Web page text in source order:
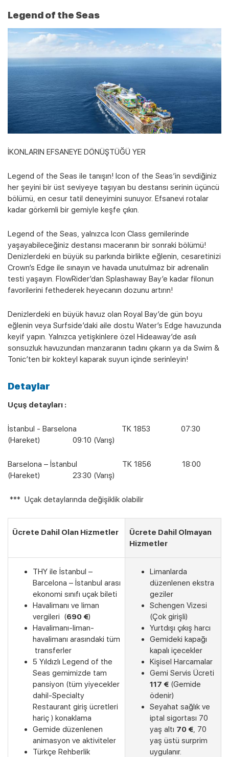
Kampanyalı Turlar
Legend of the Seas
İKONLARIN EFSANEYE DÖNÜŞTÜĞÜ YER
Legend of the Seas ile tanışın! Icon of the Seas’in sevdiğiniz
her şeyini bir üst seviyeye taşıyan bu destansı serinin üçüncü
bölümü, en cesur tatil deneyimini sunuyor. Efsanevi rotalar
kadar görkemli bir gemiyle keşfe çıkın.
Legend of the Seas, yalnızca Icon Class gemilerinde
yaşayabileceğiniz destansı maceranın bir sonraki bölümü!
Denizlerdeki en büyük su parkında birlikte eğlenin, cesaretinizi
Crown’s Edge ile sınayın ve havada unutulmaz bir adrenalin
testi yaşayın. FlowRider’dan Splashaway Bay’e kadar filonun
favorilerini fethederek heyecanın dozunu artırın!
Denizlerdeki en büyük havuz olan Royal Bay’de gün boyu
eğlenin veya Surfside’daki aile dostu Water’s Edge havuzunda
keyif yapın. Yalnızca yetişkinlere özel Hideaway’de asılı
sonsuzluk havuzundan manzaranın tadını çıkarın ya da Swim &
Tonic’ten bir kokteyl kaparak suyun içinde serinleyin!
Detaylar
Uçuş detayları :
İstanbul - Barselona TK 1853 07:30
(Hareket) 09:10 (Varış)
Barselona – İstanbul TK 1856 18:00
(Hareket) 23:30 (Varış)
*** Uçak detaylarında değişiklik olabilir
Ücrete Dahil Olan Hizmetler
Ücrete Dahil Olmayan
Hizmetler
THY ile İstanbul –
Barcelona – İstanbul arası
ekonomi sınıfı uçak bileti
Havalimanı ve liman
vergileri (690 €)
Havalimanı-liman-
havalimanı arasındaki tüm
transferler
5 Yıldızlı Legend of the
Seas gemimizde tam
pansiyon (tüm yiyecekler
dahil-Specialty
Restaurant giriş ücretleri
hariç ) konaklama
Gemide düzenlenen
animasyon ve aktiviteler
Türkçe Rehberlik
Limanlarda
düzenlenen ekstra
geziler
Schengen Vizesi
(Çok girişli)
Yurtdışı çıkış harcı
Gemideki kapağı
kapalı içecekler
Kişisel Harcamalar
Gemi Servis Ücreti
117 € (Gemide
ödenir)
Seyahat sağlık ve
iptal sigortası 70
yaş altı 70 €, 70
yaş üstü surprim
uygulanır.